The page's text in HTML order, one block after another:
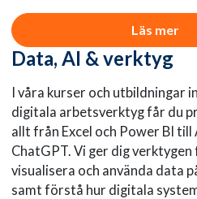
Läs mer
Data, AI & verktyg
I våra kurser och utbildningar
digitala arbetsverktyg får du
allt från Excel och Power BI
ChatGPT. Vi ger dig
visualisera och använda data
samt förstå hur digitala